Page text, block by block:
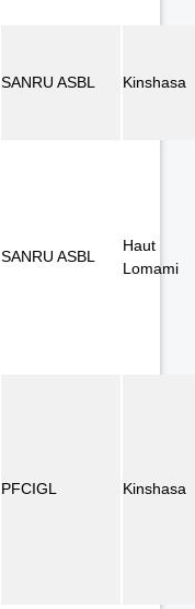
SANRU ASBL Kinshasa
SANRU ASBL
Haut
Lomami
PFCIGL Kinshasa